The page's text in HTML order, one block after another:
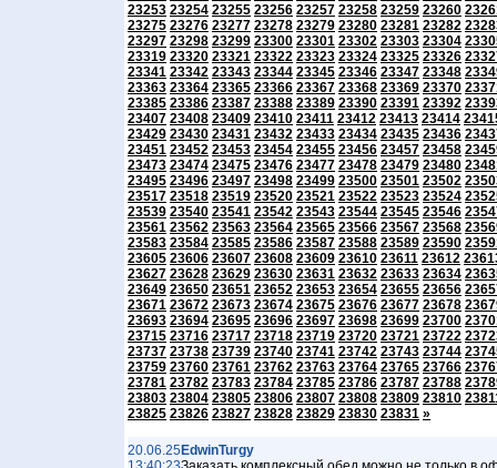
23253 23254 23255 23256 23257 23258 23259 23260
23275 23276 23277 23278 23279 23280 23281 23282
23297 23298 23299 23300 23301 23302 23303 23304
23319 23320 23321 23322 23323 23324 23325 23326
23341 23342 23343 23344 23345 23346 23347 23348
23363 23364 23365 23366 23367 23368 23369 23370
23385 23386 23387 23388 23389 23390 23391 23392
23407 23408 23409 23410 23411 23412 23413 23414
23429 23430 23431 23432 23433 23434 23435 23436
23451 23452 23453 23454 23455 23456 23457 23458
23473 23474 23475 23476 23477 23478 23479 23480
23495 23496 23497 23498 23499 23500 23501 23502
23517 23518 23519 23520 23521 23522 23523 23524
23539 23540 23541 23542 23543 23544 23545 23546
23561 23562 23563 23564 23565 23566 23567 23568
23583 23584 23585 23586 23587 23588 23589 23590
23605 23606 23607 23608 23609 23610 23611 23612
23627 23628 23629 23630 23631 23632 23633 23634
23649 23650 23651 23652 23653 23654 23655 23656
23671 23672 23673 23674 23675 23676 23677 23678
23693 23694 23695 23696 23697 23698 23699 23700
23715 23716 23717 23718 23719 23720 23721 23722
23737 23738 23739 23740 23741 23742 23743 23744
23759 23760 23761 23762 23763 23764 23765 23766
23781 23782 23783 23784 23785 23786 23787 23788
23803 23804 23805 23806 23807 23808 23809 23810
23825 23826 23827 23828 23829 23830 23831 »
20.06.25 EdwinTurgy